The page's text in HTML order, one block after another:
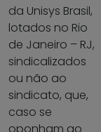
da Unisys Brasil,
lotados no Rio
de Janeiro – RJ,
sindicalizados
ou não ao
sindicato, que,
caso se